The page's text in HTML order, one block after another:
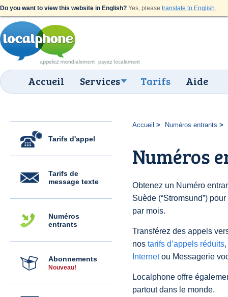
Do you want to view this website in English? Yes, please translate to English.
Accueil Services Tarifs Aide
Tarifs d'appel
Tarifs de
message texte
Numéros
entrants
Abonnements
Nouveau!
Accueil Numéros entrants
Numéros
Obtenez un Numéro
Suède (“Stromsund”)
par mois.
Transférez des appels
nos tarifs d’appels réduits
Internetou Messagerie
Localphone offre
partout dans le monde.